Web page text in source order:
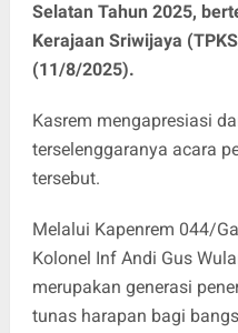
Selatan Tahun 2025,
Kerajaan Sriwijaya
(11/8/2025).
Kasrem mengapresiasi
terselenggaranya acara
tersebut.
Melalui Kapenrem 044/
Kolonel Inf Andi Gus
merupakan generasi
tunas harapan bagi